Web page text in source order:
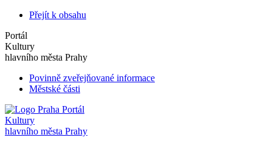
Přejít k obsahu
Portál
Kultury
hlavního města Prahy
Povinně zveřejňované informace
Městské části
Portál
Kultury
hlavního města Prahy